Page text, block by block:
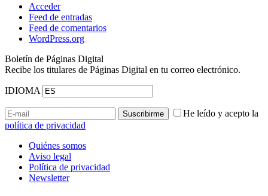
Acceder
Feed de entradas
Feed de comentarios
WordPress.org
Boletín de Páginas Digital
Recibe los titulares de Páginas Digital en tu correo electrónico.
IDIOMA
He leído y acepto la
política de privacidad
Quiénes somos
Aviso legal
Política de privacidad
Newsletter